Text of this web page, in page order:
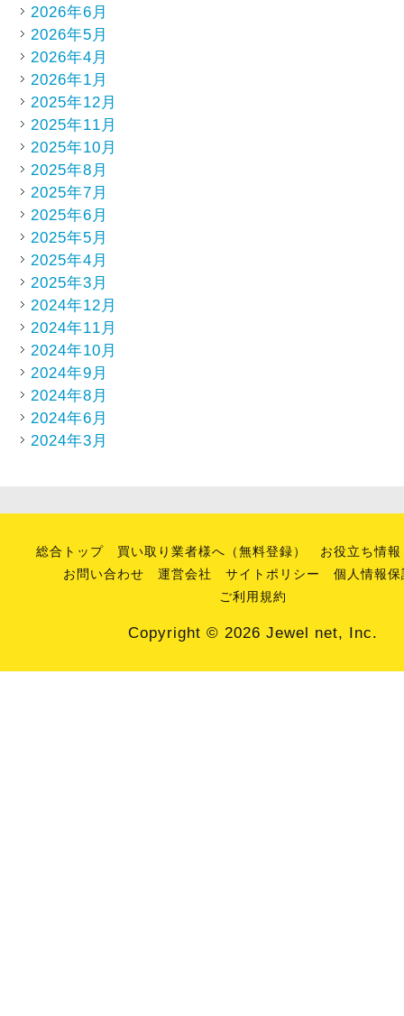
2026年6月
2026年5月
2026年4月
2026年1月
2025年12月
2025年11月
2025年10月
2025年8月
2025年7月
2025年6月
2025年5月
2025年4月
2025年3月
2024年12月
2024年11月
2024年10月
2024年9月
2024年8月
2024年6月
2024年3月
総合トップ 買い取り業者様へ（無料登録）
お役立ち情報
お問い合わせ
運営会社 サイトポリシー
個人情報
ご利用規約
Copyright © 2026 Jewel net, Inc.